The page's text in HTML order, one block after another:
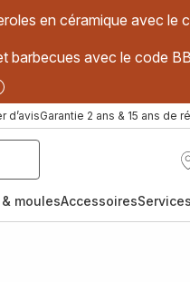
en céramique avec le
barbecues avec le code
d’avisGarantie 2 ans & 15 ans de
moulesAccessoires